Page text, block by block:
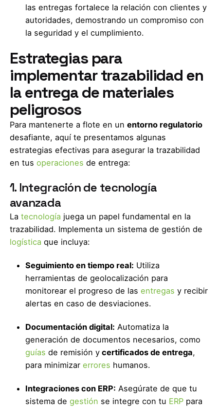
las entregas fortalece la relación con clientes y
autoridades, demostrando un compromiso con
la seguridad y el cumplimiento.
Estrategias para
implementar trazabilidad en
la entrega de materiales
peligrosos
Para mantenerte a flote en un entorno regulatorio
desafiante, aquí te presentamos algunas
estrategias efectivas para asegurar la trazabilidad
en tus operaciones de entrega:
1. Integración de tecnología
avanzada
La tecnología juega un papel fundamental en la
trazabilidad. Implementa un sistema de gestión de
logística que incluya:
Seguimiento en tiempo real: Utiliza
herramientas de geolocalización para
monitorear el progreso de las entregas y recibir
alertas en caso de desviaciones.
Documentación digital: Automatiza la
generación de documentos necesarios, como
guías de remisión y certificados de entrega,
para minimizar errores humanos.
Integraciones con ERP: Asegúrate de que tu
sistema de gestión se integre con tu ERP para